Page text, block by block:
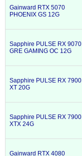
Gainward RTX 5070
PHOENIX GS 12G
Sapphire PULSE RX 9070
GRE GAMING OC 12G
Sapphire PULSE RX 7900
XT 20G
Sapphire PULSE RX 7900
XTX 24G
Gainward RTX 4080